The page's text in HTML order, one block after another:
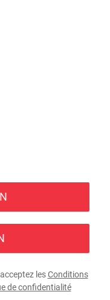
lesConditions
de confidentialité